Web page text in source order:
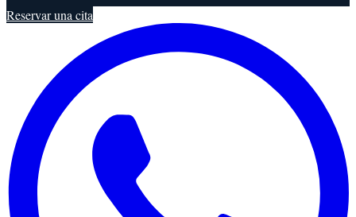
Reservar una cita